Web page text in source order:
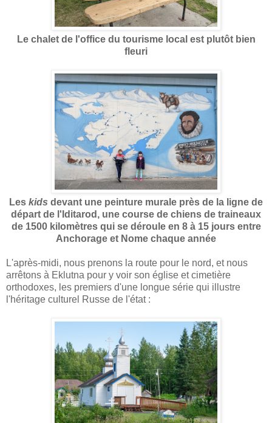
Le chalet de l'office du tourisme local est plutôt bien
fleuri
Les kids devant une peinture murale près de la ligne de
départ de l'Iditarod, une course de chiens de traineaux
de 1500 kilomètres qui se déroule en 8 à 15 jours entre
Anchorage et Nome chaque année
L'après-midi, nous prenons la route pour le nord, et nous
arrêtons à Eklutna pour y voir son église et cimetière
orthodoxes, les premiers d'une longue série qui illustre
l'héritage culturel Russe de l'état :